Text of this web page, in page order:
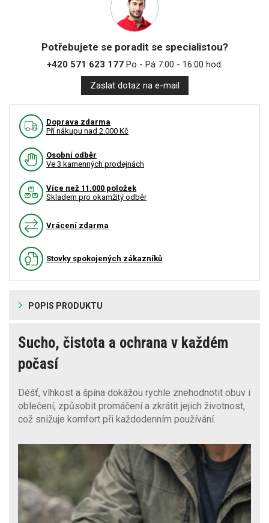
Potřebujete se poradit se specialistou?
+420 571 623 177Po - Pá 7:00 - 16:00 hod.
Zaslat dotaz na e-mail
Doprava zdarma
Pří nákupu nad 2.000 Kč
Osobní odběr
Ve 3 kamenných prodejnách
Více než 11.000 položek
Skladem pro okamžitý odběr
Vrácení zdarma
Stovky spokojených zákazníků
POPIS PRODUKTU
Sucho, čistota a ochrana v každém
počasí
Déšť, vlhkost a špína dokážou rychle znehodnotit obuv i
oblečení, způsobit promáčení a zkrátit jejich životnost,
což snižuje komfort při každodenním používání.